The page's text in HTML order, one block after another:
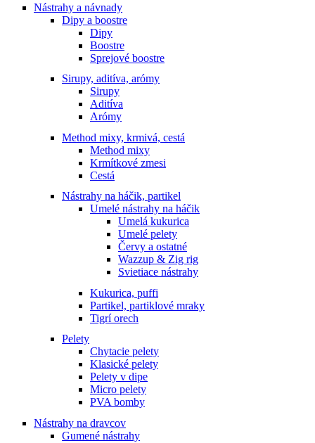
Nástrahy a návnady
Dipy a boostre
Dipy
Boostre
Sprejové boostre
Sirupy, aditíva, arómy
Sirupy
Aditíva
Arómy
Method mixy, krmivá, cestá
Method mixy
Krmítkové zmesi
Cestá
Nástrahy na háčik, partikel
Umelé nástrahy na háčik
Umelá kukurica
Umelé pelety
Červy a ostatné
Wazzup & Zig rig
Svietiace nástrahy
Kukurica, puffi
Partikel, partiklové mraky
Tigrí orech
Pelety
Chytacie pelety
Klasické pelety
Pelety v dipe
Micro pelety
PVA bomby
Nástrahy na dravcov
Gumené nástrahy